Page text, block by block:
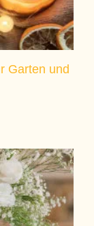
Garten und